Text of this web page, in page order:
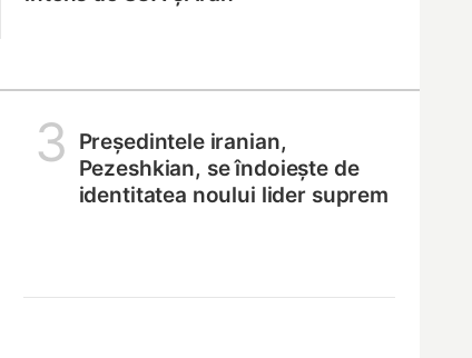
3
Președintele iranian,
Pezeshkian, se îndoiește de
identitatea noului lider suprem